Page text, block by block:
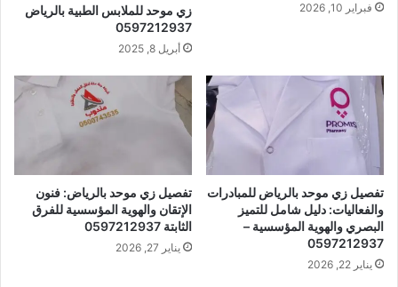
فبراير 10, 2026
زي موحد للملابس الطبية بالرياض
0597212937
أبريل 8, 2025
تفصيل زي موحد بالرياض للمبادرات
والفعاليات: دليل شامل للتميز
البصري والهوية المؤسسية –
0597212937
يناير 22, 2026
تفصيل زي موحد بالرياض: فنون
الإتقان والهوية المؤسسية للفرق
الثابتة 0597212937
يناير 27, 2026